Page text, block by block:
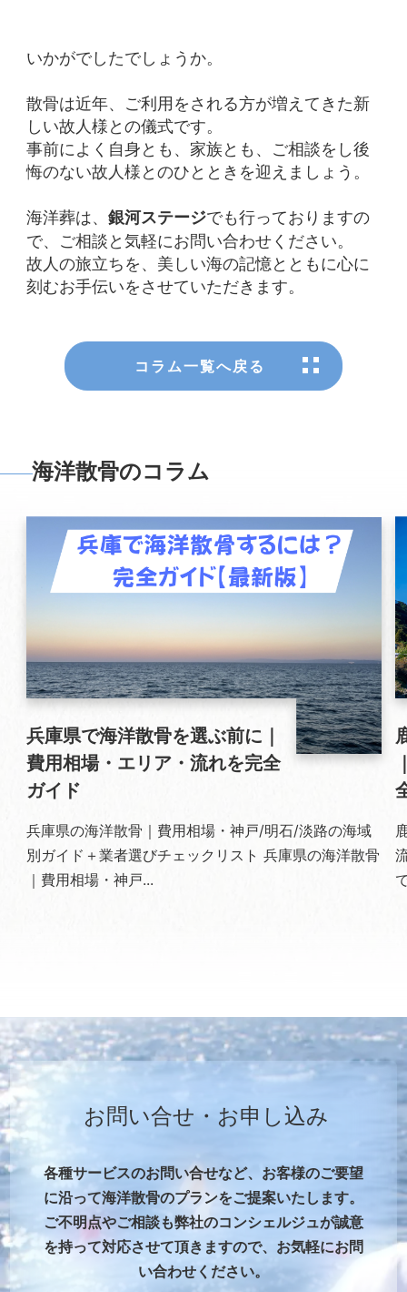
いかがでしたでしょうか。
散骨は近年、ご利用をされる方が増えてきた新
しい故人様との儀式です。
事前によく自身とも、家族とも、ご相談をし後
悔のない故人様とのひとときを迎えましょう。
海洋葬は、 銀河ステージでも行っておりますの
で、ご相談と気軽にお問い合わせください。
故人の旅立ちを、美しい海の記憶とともに心に
刻むお手伝いをさせていただきます。
コラム一覧へ戻る
海洋散骨のコラム
兵庫県で海洋散骨を選ぶ前に｜
費用相場・エリア・流れを完全
ガイド
兵庫県の海洋散骨｜費用相場・神戸/明石/淡路の海域
別ガイド＋業者選びチェックリスト 兵庫県の海洋散骨
｜費用相場・神戸...
お問い合せ・お申し込み
各種サービスのお問い合せなど、お客様のご要望
に沿って海洋散骨のプランをご提案いたします。
ご不明点やご相談も弊社のコンシェルジュが誠意
を持って対応させて頂きますので、お気軽にお問
い合わせください。